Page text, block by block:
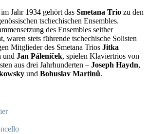
Jahr 1934 gehört das Smetana Trio zu den
tschechischen Ensembles.
des Ensembles seither
waren stets führende tschechische Solisten
Mitglieder des Smetana Trios Jitka
und Jan Páleníček, spielen Klaviertrios von
aus drei Jahrhunderten – Joseph Haydn,
und Bohuslav Martinů.